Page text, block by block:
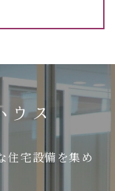
ウス
住宅設備を集め